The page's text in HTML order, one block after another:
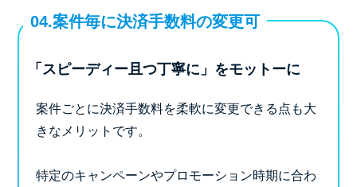
04.案件毎に決済手数料の変更可
「スピーディー且つ丁寧に」をモットーに
案件ごとに決済手数料を柔軟に変更できる点も大
きなメリットです。
特定のキャンペーンやプロモーション時期に合わ